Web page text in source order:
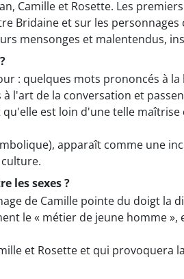
Camille et Rosette. Les
Bridaine et sur les
mensonges et malentendus,
: quelques mots prononcés à
l'art de la conversation et
est loin d'une telle
apparaît comme une
les sexes ?
de Camille pointe du doigt la
le « métier de jeune homme
et Rosette et qui